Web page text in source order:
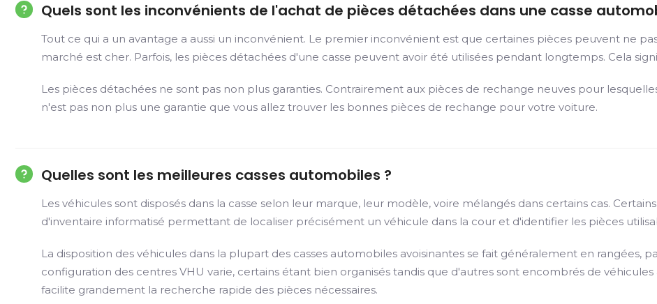
Quels sont les inconvénients de l'achat de pièces détachées dans une casse
Tout ce qui a un avantage a aussi un inconvénient. Le premier inconvénient est que certaines pièces peuvent ne
marché est cher. Parfois, les pièces détachées d'une casse peuvent avoir été utilisées pendant longtemps. Cela
Les pièces détachées ne sont pas non plus garanties. Contrairement aux pièces de rechange neuves pour
n'est pas non plus une garantie que vous allez trouver les bonnes pièces de rechange pour votre voiture.
Quelles sont les meilleures casses automobiles ?
Les véhicules sont disposés dans la casse selon leur marque, leur modèle, voire mélangés dans certains cas.
d'inventaire informatisé permettant de localiser précisément un véhicule dans la cour et d'identifier les pièces
La disposition des véhicules dans la plupart des casses automobiles avoisinantes se fait généralement en rangées,
configuration des centres VHU varie, certains étant bien organisés tandis que d'autres sont encombrés de
facilite grandement la recherche rapide des pièces nécessaires.